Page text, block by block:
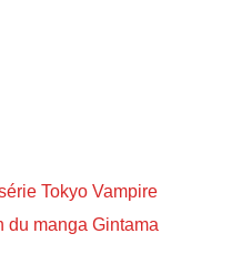
Tokyo Vampire
du manga Gintama